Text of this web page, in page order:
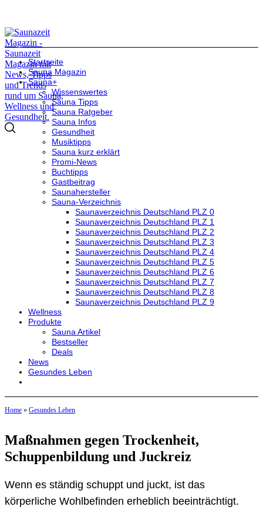
Startseite
Sauna Magazin
Sauna+
Wissenswertes
Sauna Tipps
Sauna Ratgeber
Sauna Infos
Gesundheit
Musiktipps
Sauna kurz erklärt
Promi-News
Buchtipps
Gastbeitrag
Saunahersteller
Sauna-Verzeichnis
Saunaverzeichnis Deutschland PLZ 0
Saunaverzeichnis Deutschland PLZ 1
Saunaverzeichnis Deutschland PLZ 2
Saunaverzeichnis Deutschland PLZ 3
Saunaverzeichnis Deutschland PLZ 4
Saunaverzeichnis Deutschland PLZ 5
Saunaverzeichnis Deutschland PLZ 6
Saunaverzeichnis Deutschland PLZ 7
Saunaverzeichnis Deutschland PLZ 8
Saunaverzeichnis Deutschland PLZ 9
Wellness
Produkte
Sauna Artikel
Bestseller
Deals
News
Gesundes Leben
Home » Gesundes Leben
Maßnahmen gegen Trockenheit,
Schuppenbildung und Juckreiz
Wenn es ständig schuppt und juckt, ist das
körperliche Wohlbefinden erheblich beeinträchtigt.